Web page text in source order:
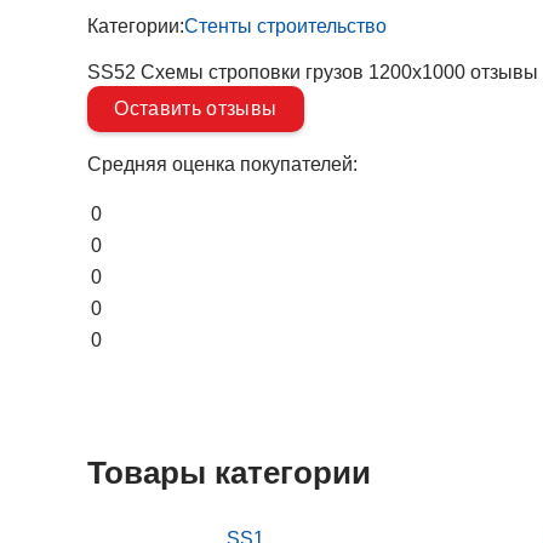
Категории:Стенты строительство
SS52 Схемы строповки грузов 1200х1000 отзывы
Оставить отзывы
Средняя оценка покупателей:
0
0
0
0
0
Товары категории